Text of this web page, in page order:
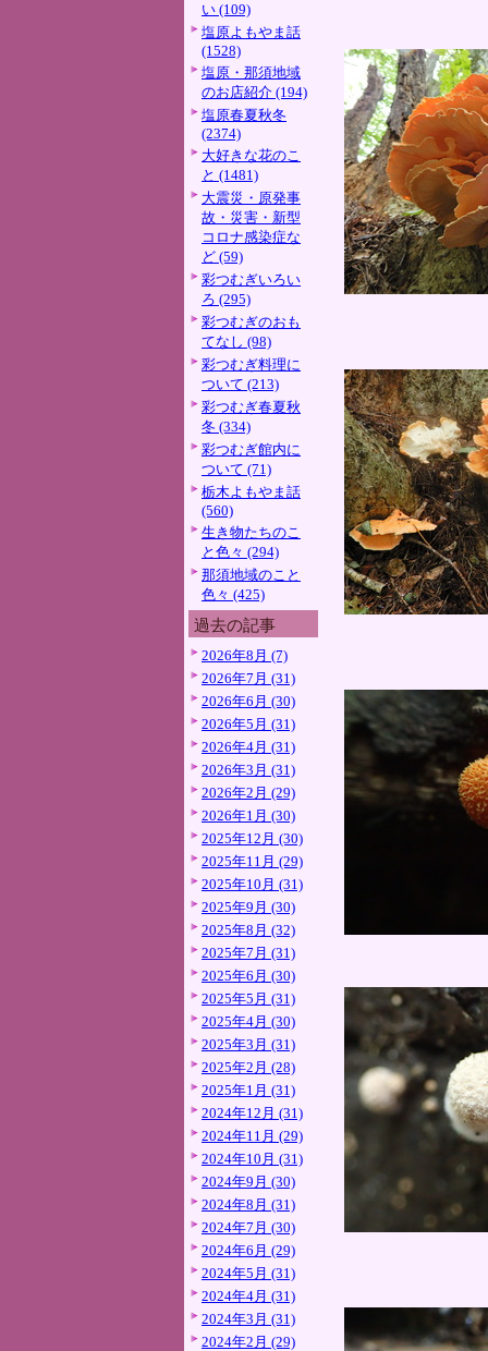
い (109)
塩原よもやま話
(1528)
塩原・那須地域
のお店紹介 (194)
塩原春夏秋冬
(2374)
大好きな花のこ
と (1481)
大震災・原発事
故・災害・新型
コロナ感染症な
ど (59)
彩つむぎいろい
ろ (295)
彩つむぎのおも
てなし (98)
彩つむぎ料理に
ついて (213)
彩つむぎ春夏秋
冬 (334)
彩つむぎ館内に
ついて (71)
栃木よもやま話
(560)
生き物たちのこ
と色々 (294)
那須地域のこと
色々 (425)
過去の記事
2026年8月 (7)
2026年7月 (31)
2026年6月 (30)
2026年5月 (31)
2026年4月 (31)
2026年3月 (31)
2026年2月 (29)
2026年1月 (30)
2025年12月 (30)
2025年11月 (29)
2025年10月 (31)
2025年9月 (30)
2025年8月 (32)
2025年7月 (31)
2025年6月 (30)
2025年5月 (31)
2025年4月 (30)
2025年3月 (31)
2025年2月 (28)
2025年1月 (31)
2024年12月 (31)
2024年11月 (29)
2024年10月 (31)
2024年9月 (30)
2024年8月 (31)
2024年7月 (30)
2024年6月 (29)
2024年5月 (31)
2024年4月 (31)
2024年3月 (31)
2024年2月 (29)